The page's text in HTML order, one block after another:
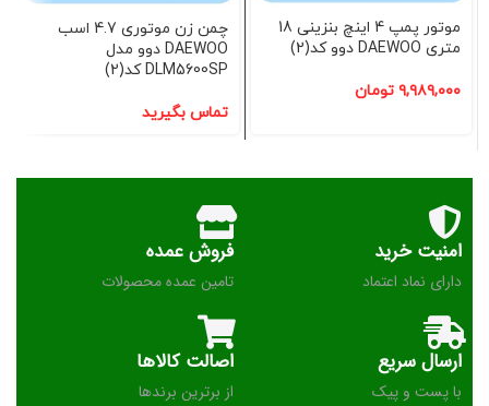
موتور پمپ 4 اینچ بنزینی 18
متری DAEWOO دوو کد(2)
۹,۹۸۹,۰۰۰ تومان
چمن زن موتوری 4.7 اسب
DAEWOO دوو مدل
DLM5600SP کد(2)
تماس بگیرید
امنیت خرید
دارای نماد اعتماد
فروش عمده
تامین عمده محصولات
ارسال سریع
با پست و پیک
اصالت کالاها
از برترین برندها